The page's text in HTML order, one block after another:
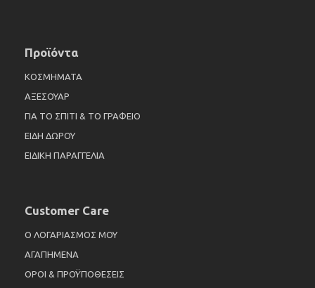
Προϊόντα
ΚΟΣΜΗΜΑΤΑ
ΑΞΕΣΟΥΑΡ
ΓΙΑ ΤΟ ΣΠΙΤΙ & ΤΟ ΓΡΑΦΕΙΟ
ΕΙΔΗ ΔΩΡΟΥ
ΕΙΔΙΚΗ ΠΑΡΑΓΓΕΛΙΑ
Customer Care
Ο ΛΟΓΑΡΙΑΣΜΟΣ ΜΟΥ
ΑΓΑΠΗΜΕΝΑ
ΟΡΟΙ & ΠΡΟΫΠΟΘΕΣΕΙΣ